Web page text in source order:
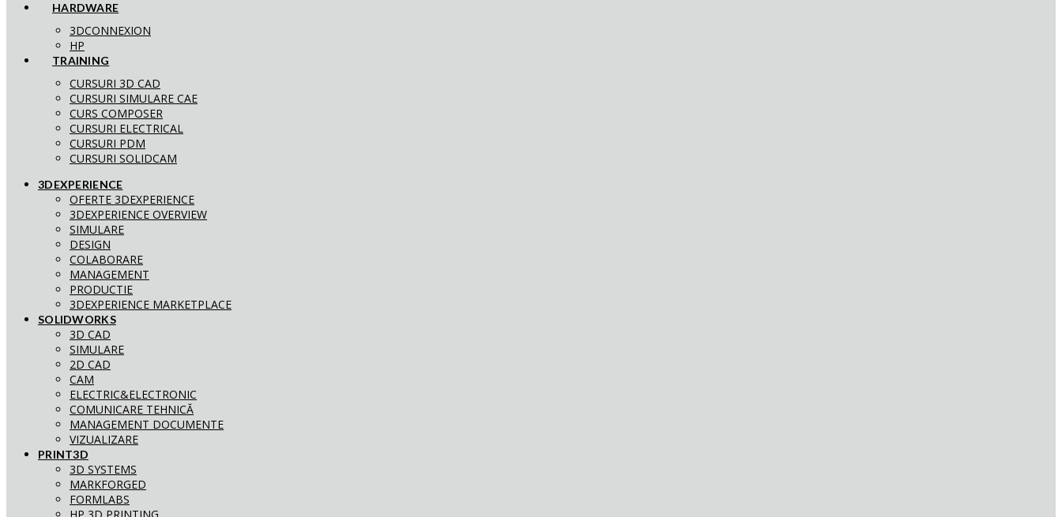
HARDWARE
3DCONNEXION
HP
TRAINING
CURSURI 3D CAD
CURSURI SIMULARE CAE
CURS COMPOSER
CURSURI ELECTRICAL
CURSURI PDM
CURSURI SOLIDCAM
3DEXPERIENCE
OFERTE 3DEXPERIENCE
3DEXPERIENCE OVERVIEW
SIMULARE
DESIGN
COLABORARE
MANAGEMENT
PRODUCTIE
3DEXPERIENCE MARKETPLACE
SOLIDWORKS
3D CAD
SIMULARE
2D CAD
CAM
ELECTRIC&ELECTRONIC
COMUNICARE TEHNICĂ
MANAGEMENT DOCUMENTE
VIZUALIZARE
PRINT3D
3D SYSTEMS
MARKFORGED
FORMLABS